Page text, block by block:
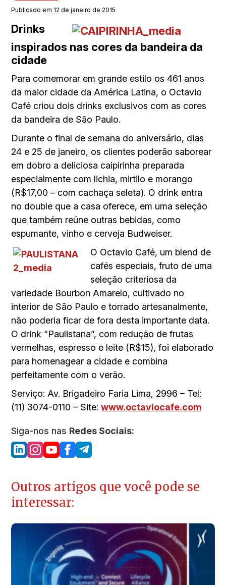
Publicado em 12 de janeiro de 2015
Drinks
inspirados nas cores da bandeira da
cidade
Para comemorar em grande estilo os 461 anos
da maior cidade da América Latina, o Octavio
Café criou dois drinks exclusivos com as cores
da bandeira de São Paulo.
Durante o final de semana do aniversário, dias
24 e 25 de janeiro, os clientes poderão saborear
em dobro a deliciosa caipirinha preparada
especialmente com lichia, mirtilo e morango
(R$17,00 – com cachaça seleta). O drink entra
no double que a casa oferece, em uma seleção
que também reúne outras bebidas, como
espumante, vinho e cerveja Budweiser.
O Octavio Café, um blend de
cafés especiais, fruto de uma
seleção criteriosa da
variedade Bourbon Amarelo, cultivado no
interior de São Paulo e torrado artesanalmente,
não poderia ficar de fora desta importante data.
O drink “Paulistana”, com redução de frutas
vermelhas, espresso e leite (R$15), foi elaborado
para homenagear a cidade e combina
perfeitamente com o verão.
Serviço: Av. Brigadeiro Faria Lima, 2996 – Tel:
(11) 3074-0110 – Site:www.octaviocafe.com
Siga-nos nas Redes Sociais:
Outros artigos que você pode se
interessar: